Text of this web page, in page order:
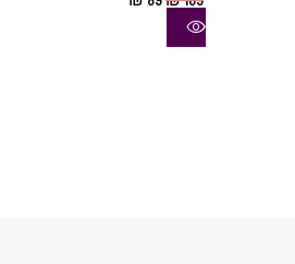
סוגים.
ניתן